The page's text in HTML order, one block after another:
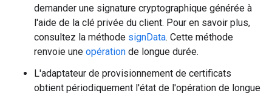
demander une signature cryptographique générée à
l'aide de la clé privée du client. Pour en savoir plus,
consultez la méthode signData. Cette méthode
renvoie une opération de longue durée.
L'adaptateur de provisionnement de certificats
obtient périodiquement l'état de l'opération de longue